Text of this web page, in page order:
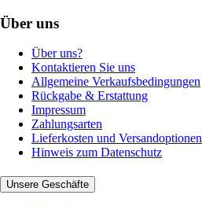
Über uns
Über uns?
Kontaktieren Sie uns
Allgemeine Verkaufsbedingungen
Rückgabe & Erstattung
Impressum
Zahlungsarten
Lieferkosten und Versandoptionen
Hinweis zum Datenschutz
Unsere Geschäfte